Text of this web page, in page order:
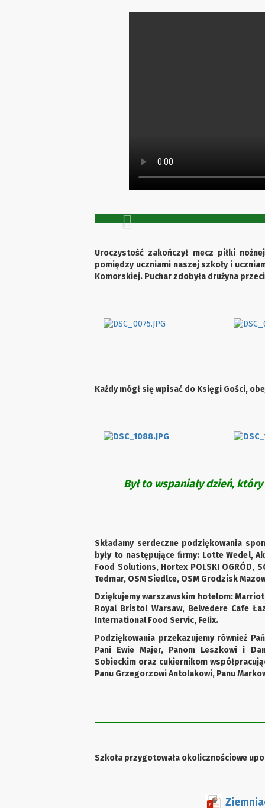
Previous
Uroczystość zakończył mecz piłki
pomiędzy uczniami naszej szkoły i
Komorskiej. Puchar zdobyła drużyna
Każdy mógł się wpisać do Księgi Gości,
Był to wspaniały dzień,
Składamy serdeczne podziękowania
były to następujące firmy: Lotte Wedel,
Food Solutions, Hortex POLSKI OGRÓD,
Tedmar, OSM Siedlce, OSM Grodzisk
Dziękujemy warszawskim hotelom:
Royal Bristol Warsaw, Belvedere Cafe
International Food Servic, Felix.
Podziękowania przekazujemy również
Pani Ewie Majer, Panom Leszkowi i
Sobieckim oraz cukiernikom
Panu Grzegorzowi Antolakowi, Panu
Szkoła przygotowała okolicznościowe